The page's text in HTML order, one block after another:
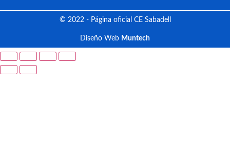
© 2022 - Página oficial CE Sabadell
Diseño Web Muntech